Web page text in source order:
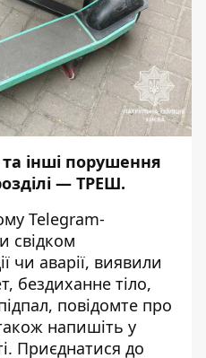
інші порушення
— ТРЕШ.
Telegram-
свідком
чи аварії, виявили
бездиханне тіло,
повідомте про
напишіть у
Приєднатися до